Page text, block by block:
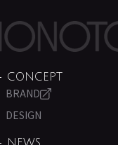
CONCEPT
BRAND
DESIGN